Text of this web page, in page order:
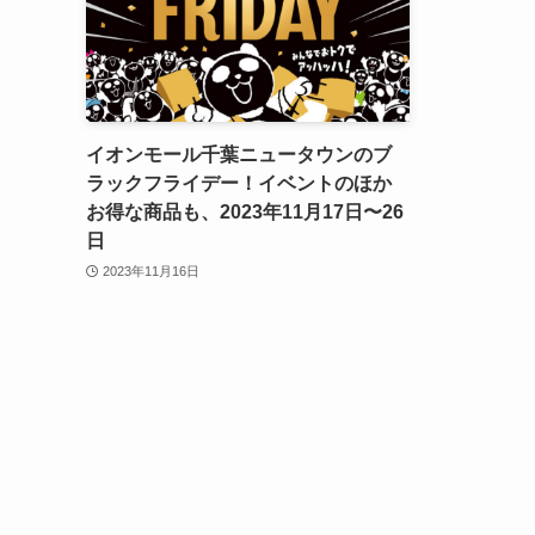
イオンモール千葉ニュータウンのブ
ラックフライデー！イベントのほか
お得な商品も、2023年11月17日〜26
日
2023年11月16日